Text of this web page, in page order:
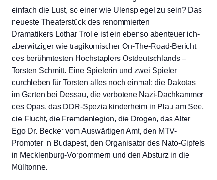
einfach die Lust, so einer wie Ulenspiegel zu sein? Das
neueste Theaterstück des renommierten
Dramatikers Lothar Trolle ist ein ebenso abenteuerlich-
aberwitziger wie tragikomischer On-The-Road-Bericht
des berühmtesten Hochstaplers Ostdeutschlands –
Torsten Schmitt. Eine Spielerin und zwei Spieler
durchleben für Torsten alles noch einmal: die Dakotas
im Garten bei Dessau, die verbotene Nazi-Dachkammer
des Opas, das DDR-Spezialkinderheim in Plau am See,
die Flucht, die Fremdenlegion, die Drogen, das Alter
Ego Dr. Becker vom Auswärtigen Amt, den MTV-
Promoter in Budapest, den Organisator des Nato-Gipfels
in Mecklenburg-Vorpommern und den Absturz in die
Mülltonne.